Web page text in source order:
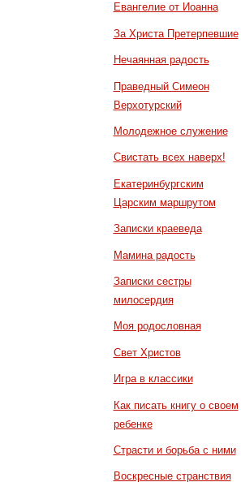
Евангелие от Иоанна
За Христа Претерпевшие
Нечаянная радость
Праведный Симеон
Верхотурский
Молодежное служение
Свистать всех наверх!
Екатеринбургским
Царским маршрутом
Записки краеведа
Мамина радость
Записки сестры
милосердия
Моя родословная
Свет Христов
Игра в классики
Как писать книгу о своем
ребенке
Страсти и борьба с ними
Воскресные странствия